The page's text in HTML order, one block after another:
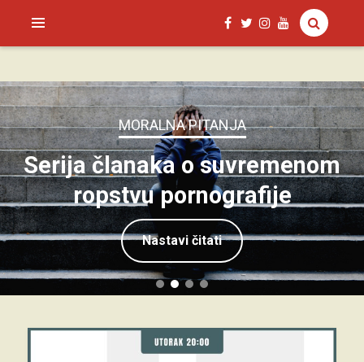
SAGUD.XYZMORALNA PITANJA
Serija članaka o suvremenom
ropstvu pornografije
Nastavi čitati